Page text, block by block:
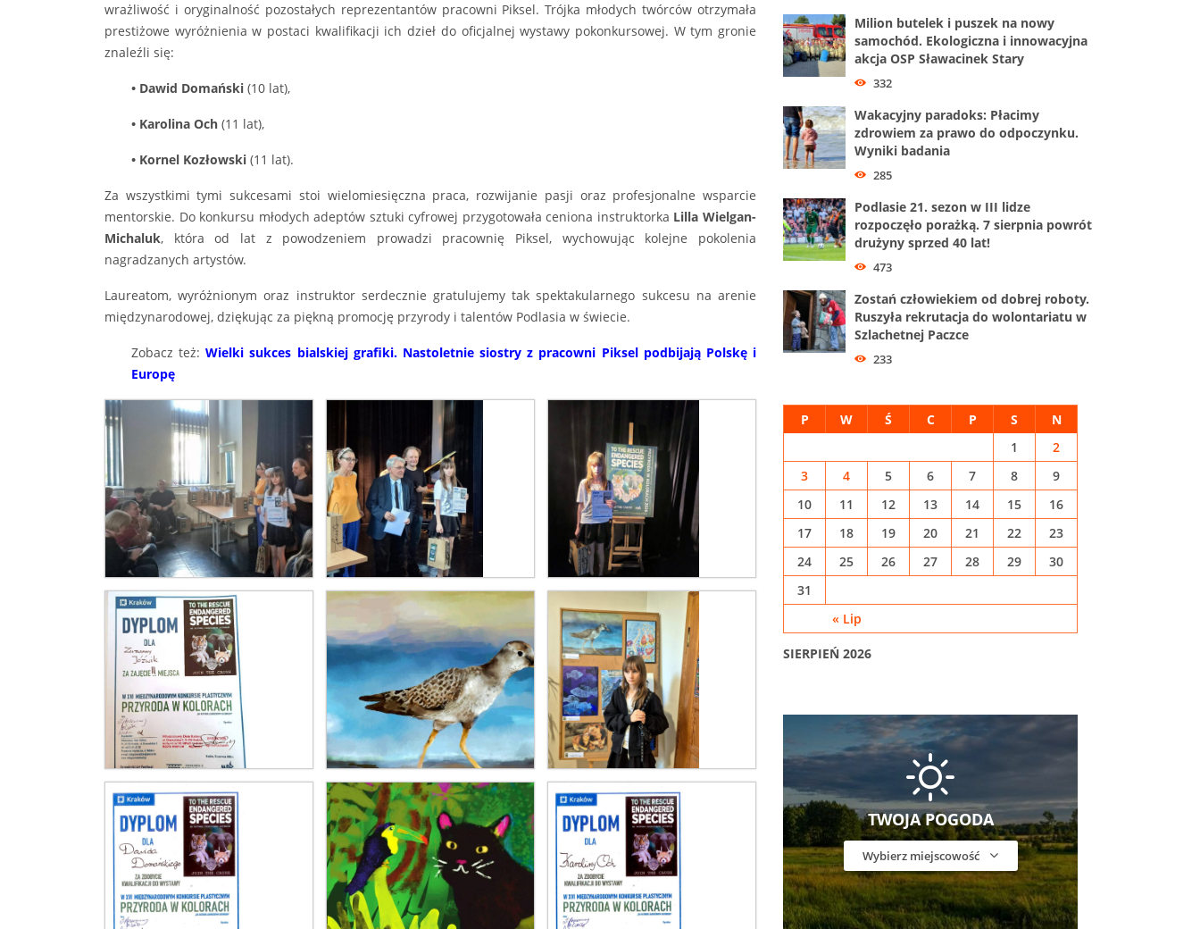
wrażliwość i oryginalność pozostałych reprezentantów pracowni Piksel. Trójka młodych twórców otrzymała
prestiżowe wyróżnienia w postaci kwalifikacji ich dzieł do oficjalnej wystawy pokonkursowej. W tym gronie
znaleźli się:
• Dawid Domański (10 lat),
• Karolina Och (11 lat),
• Kornel Kozłowski (11 lat).
Za wszystkimi tymi sukcesami stoi wielomiesięczna praca, rozwijanie pasji oraz profesjonalne wsparcie
mentorskie. Do konkursu młodych adeptów sztuki cyfrowej przygotowała ceniona instruktorka Lilla Wielgan-
Michaluk, która od lat z powodzeniem prowadzi pracownię Piksel, wychowując kolejne pokolenia
nagradzanych artystów.
Laureatom, wyróżnionym oraz instruktor serdecznie gratulujemy tak spektakularnego sukcesu na arenie
międzynarodowej, dziękując za piękną promocję przyrody i talentów Podlasia w świecie.
Zobacz też:Wielki sukces bialskiej grafiki. Nastoletnie siostry z pracowni Piksel podbijają Polskę i
Europę
Milion butelek i puszek na nowy
samochód. Ekologiczna i innowacyjna
akcja OSP Sławacinek Stary
332
Wakacyjny paradoks: Płacimy
zdrowiem za prawo do odpoczynku.
Wyniki badania
285
Podlasie 21. sezon w III lidze
rozpoczęło porażką. 7 sierpnia powrót
drużyny sprzed 40 lat!
473
Zostań człowiekiem od dobrej roboty.
Ruszyła rekrutacja do wolontariatu w
Szlachetnej Paczce
233
SIERPIEŃ 2026
P W Ś C P S N
« Lip
1
2
3
4 5 6 7 8
9
10
11 12 13 14 15
16
17
18 19 20 21 22
23
24
25 26 27 28 29
30
31
TWOJA POGODA
Wybierz miejscowość